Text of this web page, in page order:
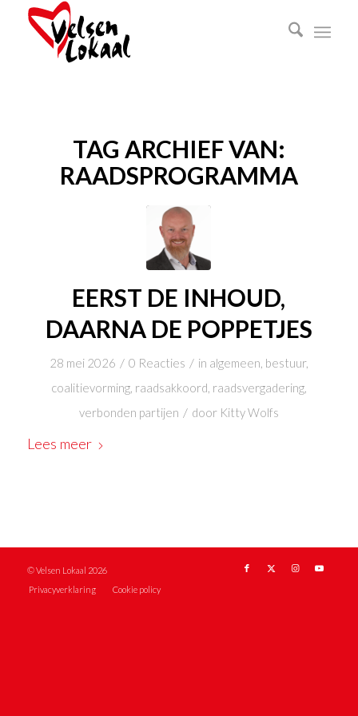
TAG ARCHIEF VAN:
RAADSPROGRAMMA
EERST DE INHOUD,
DAARNA DE POPPETJES
28 mei 2026 / 0 Reacties / in algemeen, bestuur,
coalitievorming, raadsakkoord, raadsvergadering,
verbonden partijen / door Kitty Wolfs
Lees meer
© Velsen Lokaal 2026
Privacyverklaring
Cookie policy